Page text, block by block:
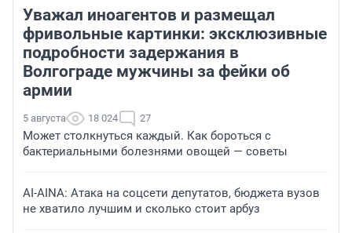
Уважал иноагентов и размещал
фривольные картинки: эксклюзивные
подробности задержания в
Волгограде мужчины за фейки об
армии
5 августа 18 024 27
Может столкнуться каждый. Как бороться с
бактериальными болезнями овощей — советы
AI-AINA: Атака на соцсети депутатов, бюджета вузов
не хватило лучшим и сколько стоит арбуз